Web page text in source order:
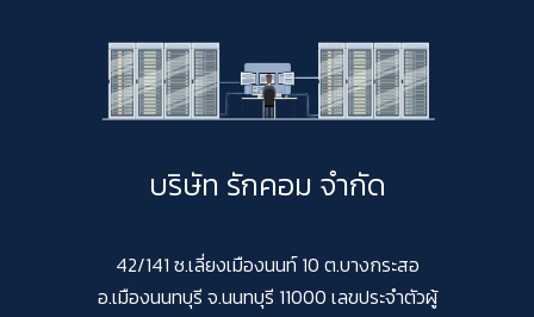
บริษัท รักคอม จำกัด
42/141 ซ.เลี่ยงเมืองนนท์ 10 ต.บางกระสอ
อ.เมืองนนทบุรี จ.นนทบุรี 11000 เลขประจำตัวผู้